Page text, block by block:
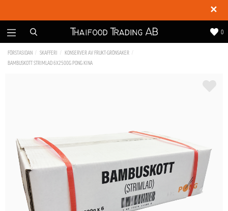
✕
0
FÖRSTASIDAN SKAFFERI
KONSERVER AV FRUKT-GRÖNSAKER
BAMBUSKOTT STRIMLAD 6X2500G PONG KINA